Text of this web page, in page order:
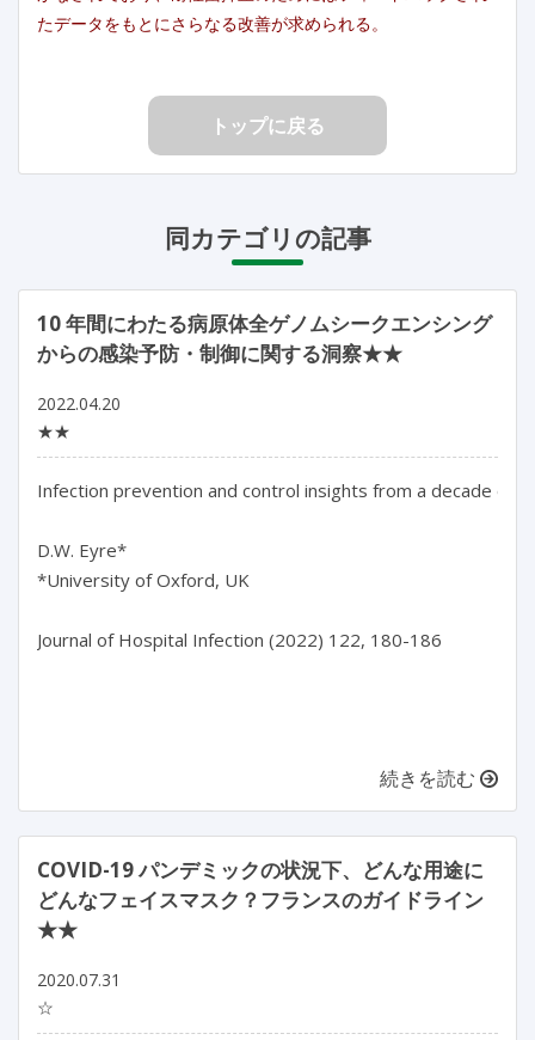
たデータをもとにさらなる改善が求められる。
トップに戻る
同カテゴリの記事
10 年間にわたる病原体全ゲノムシークエンシング
からの感染予防・制御に関する洞察★★
2022.04.20
★★
Infection prevention and control insights from a decade of
D.W. Eyre*
*University of Oxford, UK
Journal of Hospital Infection (2022) 122, 180-186
続きを読む
COVID-19 パンデミックの状況下、どんな用途に
どんなフェイスマスク？フランスのガイドライン
★★
2020.07.31
☆